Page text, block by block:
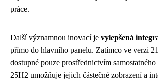
práce.
Další významnou inovací je vylepšená
přímo do hlavního panelu. Zatímco ve verzi
dostupné pouze prostřednictvím
25H2 umožňuje jejich částečné zobrazení a